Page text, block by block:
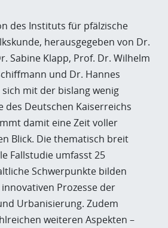
des Instituts für pfälzische
herausgegeben von Dr.
Sabine Klapp, Prof. Dr. Wilhelm
und Dr. Hannes
mit der bislang wenig
des Deutschen Kaiserreichs
damit eine Zeit voller
Blick. Die thematisch breit
Fallstudie umfasst 25
Schwerpunkte bilden
Prozesse der
Urbanisierung. Zudem
weiteren Aspekten –